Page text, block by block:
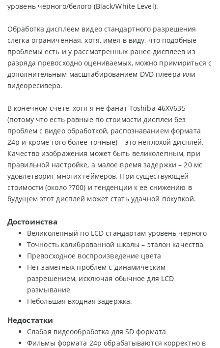
уровень черного/белого (Black/White Level).
Обработка дисплеем видео стандартного разрешения
слегка ограниченная, хотя, имея в виду, что подобные
проблемы есть и у рассмотренных ранее дисплеев из
разряда превосходно оцениваемых, можно примириться с
дополнительным масштабированием DVD плеера или
видеоресивера.
В конечном счете, хотя я не фанат Toshiba 46XV635
(потому что есть равные по стоимости дисплеи без
проблем с видео обработкой, распознаванием формата
24p и кроме того более точные) – это неплохой дисплей.
Качество изображения может быть великолепным, при
правильной настройке, а малое время задержки – 20 мс
удовлетворит многих геймеров. При существующей
стоимости (около ?700) и тенденции к ее снижению в
будущем этот дисплей может стать удачной покупкой.
Достоинства
Великолепный по LCD стандартам уровень черного
Точность калиброванной шкалы – эталон качества
Превосходное воспроизведение цвета
Нет заметных проблем с динамическим
разрешением, исключая обычное для LCD
размывание
Небольшая входная задержка.
Недостатки
Слабая видеообработка для SD формата
Фильмы формата 24p обрабатываются корректно в